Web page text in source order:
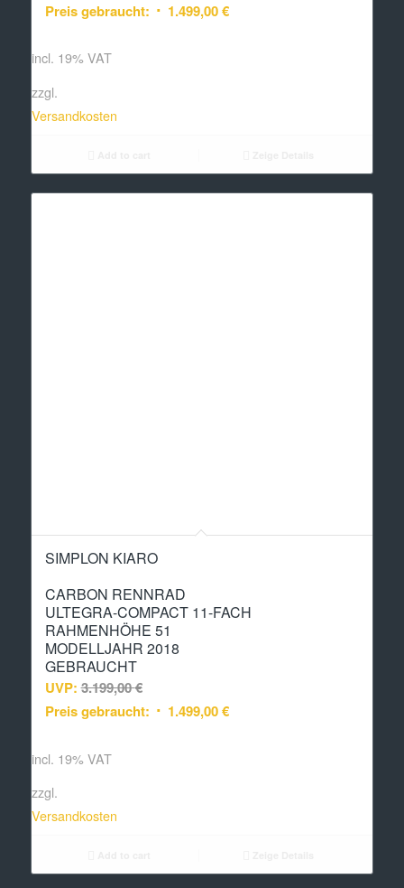
Preis gebraucht:
1.499,00€
incl. 19% VAT
zzgl.
Versandkosten
SIMPLON KIARO
CARBON RENNRAD
ULTEGRA-COMPACT 11-FACH
RAHMENHÖHE 51
MODELLJAHR 2018
GEBRAUCHT
UVP: 3.199,00€
Preis gebraucht:
1.499,00€
incl. 19% VAT
zzgl.
Versandkosten